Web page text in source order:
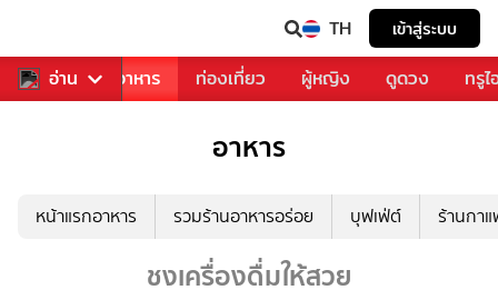
TH เข้าสู่ระบบ
อ่าน
การเพลง อาหาร ท่องเที่ยว ผู้หญิง ดูดวง ทรู
อาหาร
หน้าแรกอาหาร รวมร้านอาหารอร่อย บุฟเฟ่ต์ ร้านกา
ชงเครื่องดื่มให้สวย